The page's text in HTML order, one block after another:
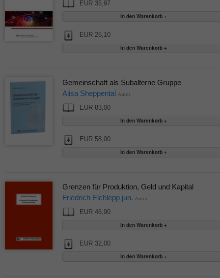
EUR 35,97
EUR 25,10
Gemeinschaft als Subalterne Gruppe
Alisa Sheppental Autor
EUR 83,00
EUR 58,00
Grenzen für Produktion, Geld und Kapital
Friedrich Elchlepp jun. Autor
EUR 46,90
EUR 32,00